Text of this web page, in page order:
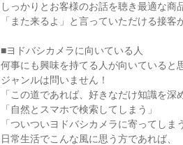
しっかりとお客様のお話を聴き最適な商
「また来るよ」と言っていただける接客
■ヨドバシカメラに向いている人
何事にも興味を持てる人が向いていると
ジャンルは問いません！
「この道であれば、好きなだけ知識を深
「自然とスマホで検索してしまう」
「ついついヨドバシカメラに寄ってしま
日常生活でこんな風に思う方であれば、